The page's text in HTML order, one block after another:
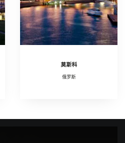
莫斯科
俄罗斯